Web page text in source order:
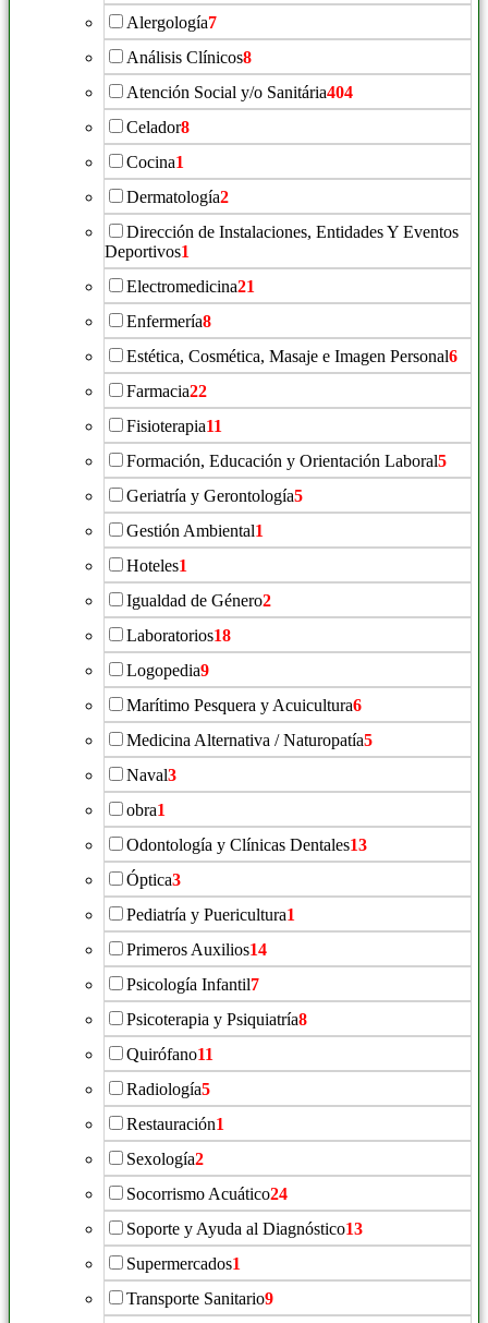
Alergología7
Análisis Clínicos8
Atención Social y/o Sanitária404
Celador8
Cocina1
Dermatología2
Dirección de Instalaciones, Entidades Y Eventos
Deportivos1
Electromedicina21
Enfermería8
Estética, Cosmética, Masaje e Imagen Personal6
Farmacia22
Fisioterapia11
Formación, Educación y Orientación Laboral5
Geriatría y Gerontología5
Gestión Ambiental1
Hoteles1
Igualdad de Género2
Laboratorios18
Logopedia9
Marítimo Pesquera y Acuicultura6
Medicina Alternativa / Naturopatía5
Naval3
obra1
Odontología y Clínicas Dentales13
Óptica3
Pediatría y Puericultura1
Primeros Auxilios14
Psicología Infantil7
Psicoterapia y Psiquiatría8
Quirófano11
Radiología5
Restauración1
Sexología2
Socorrismo Acuático24
Soporte y Ayuda al Diagnóstico13
Supermercados1
Transporte Sanitario9